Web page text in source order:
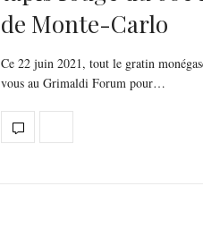
de Monte-Carlo
Ce 22 juin 2021, tout le gratin
vous au Grimaldi Forum pour…